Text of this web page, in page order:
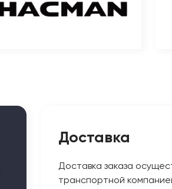
Доставка
Доставка заказа
транспортной